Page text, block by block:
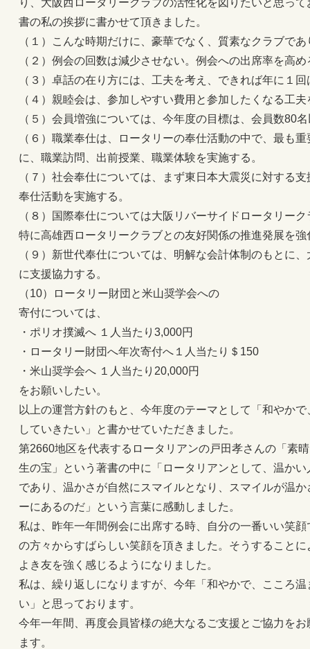
り、大阪西ロータリークラブの活性化を図りたいと思っ
書の私の挨拶に書かせて頂きました。
（１）こんな時期だけに、豪華でなく、質素なクラブで
（２）例会の回数は減少させない。例会への出席率を高
（３）卓話の在り方には、工夫を考え、できれば年に１
（４）親睦会は、参加しやすい費用と参加したくなる工
（５）会員増強については、今年度の目標は、会員数80
（６）職業奉仕は、ロータリーの奉仕活動の中で、最も
に、職業訪問、出前授業、職業体験を実施する。
（７）社会奉仕については、まず東日本大震災に対する
奉仕活動を実施する。
（８）国際奉仕については大阪リバーサイドロータリー
特に高雄西ロータリークラブとの友好関係の推進発展を強
（９）新世代奉仕については、明解な会計体制のもとに
に支援協力する。
（10）ロータリー財団と米山奨学会への
寄付については、
・ポリオ撲滅へ １人当たり3,000円
・ロータリー財団へ年次寄付へ１人当たり＄150
・米山奨学会へ １人当たり20,000円
をお願いしたい。
以上の運営方針のもと、今年度のテーマとして「和やか
していきたい」と書かせていただきました。
第2660地区を代表するロータリアンの戸田孝さんの「素
生の宝」という著書の中に「ロータリアンとして、温か
であり、温かさが自然にスマイルとなり、スマイルが温
ーにあるのだ」という言葉に感動しました。
私は、昨年一年間例会に出席する時、自分の一番いい笑
の方々からすばらしい笑顔を頂きました。そうすること
よき友を強く感じるようになりました。
私は、繰り返しになりますが、今年「和やかで、こころ
い」と思っております。
今年一年間、再度会員皆様の絶大なるご支援とご協力を
ます。